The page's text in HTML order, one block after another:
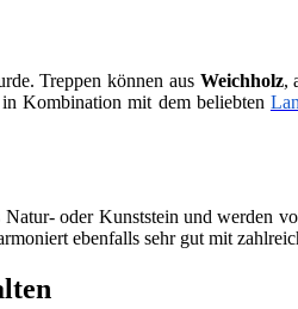
Treppen können aus Weichholz,
Kombination mit dem beliebten
Natur- oder Kunststein und werden
ebenfalls sehr gut mit